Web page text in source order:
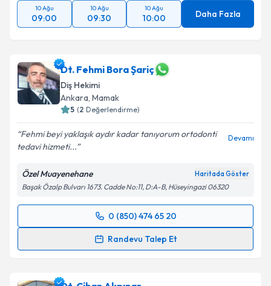
10 Ağu
09:00
10 Ağu
09:30
10 Ağu
10:00 Daha Fazla
Dt. Fehmi Bora Şariç
Diş Hekimi
Ankara, Mamak
5 (2 Değerlendirme)
Fehmi beyi yaklaşık aydır kadar tanıyorum ortodonti
tedavi hizmeti...
Devamı
Özel Muayenehane Haritada Göster
Başak Özalp Bulvarı 1673. Cadde No:11, D:A-B, Hüseyingazi 06320
0 (850) 474 65 20
Randevu Talep Et
Randevu Takvimi Talebi